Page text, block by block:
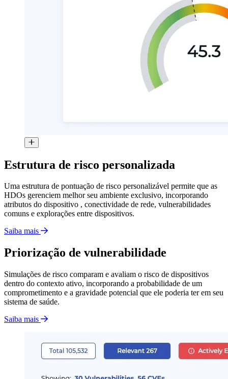
Estrutura de risco personalizada
Uma estrutura de pontuação de risco personalizável permite que as
HDOs gerenciem melhor seu ambiente exclusivo, incorporando
atributos do dispositivo , conectividade de rede, vulnerabilidades
comuns e explorações entre dispositivos.
Saiba mais
Priorização de vulnerabilidade
Simulações de risco comparam e avaliam o risco de dispositivos
dentro do contexto ativo, incorporando a probabilidade de um
comprometimento e a gravidade potencial que ele poderia ter em seu
sistema de saúde.
Saiba mais